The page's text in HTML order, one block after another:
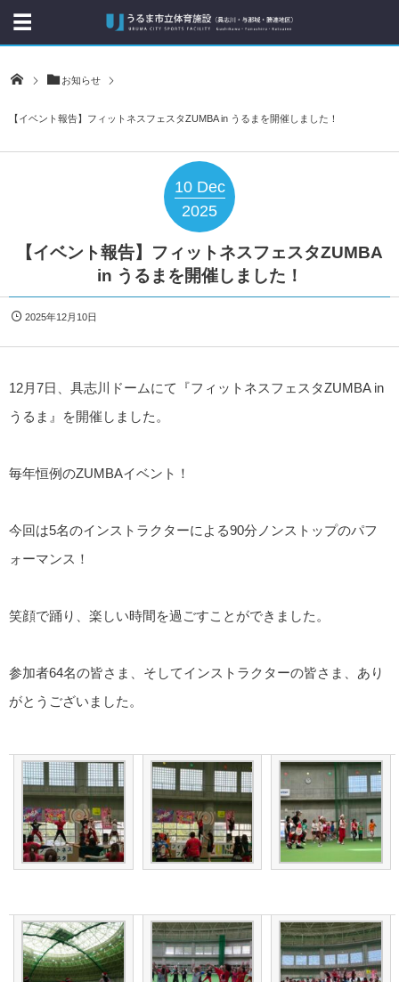
お知らせ
【イベント報告】フィットネスフェスタZUMBA in うるまを開催しました！
10 Dec
2025
【イベント報告】フィットネスフェスタZUMBA
in うるまを開催しました！
2025年12月10日
12月7日、具志川ドームにて『フィットネスフェスタZUMBA in
うるま』を開催しました。
毎年恒例のZUMBAイベント！
今回は5名のインストラクターによる90分ノンストップのパフ
ォーマンス！
笑顔で踊り、楽しい時間を過ごすことができました。
参加者64名の皆さま、そしてインストラクターの皆さま、あり
がとうございました。